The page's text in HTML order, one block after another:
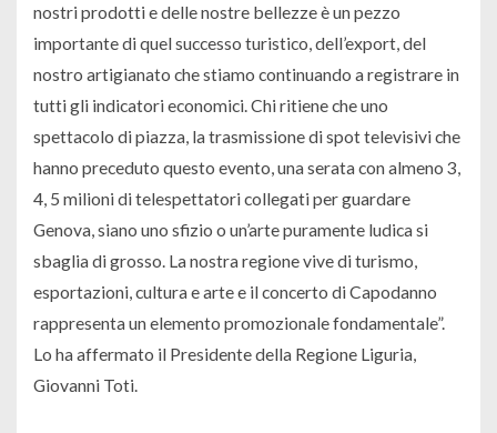
nostri prodotti e delle nostre bellezze è un pezzo
importante di quel successo turistico, dell’export, del
nostro artigianato che stiamo continuando a registrare in
tutti gli indicatori economici. Chi ritiene che uno
spettacolo di piazza, la trasmissione di spot televisivi che
hanno preceduto questo evento, una serata con almeno 3,
4, 5 milioni di telespettatori collegati per guardare
Genova, siano uno sfizio o un’arte puramente ludica si
sbaglia di grosso. La nostra regione vive di turismo,
esportazioni, cultura e arte e il concerto di Capodanno
rappresenta un elemento promozionale fondamentale”.
Lo ha affermato il Presidente della Regione Liguria,
Giovanni Toti.